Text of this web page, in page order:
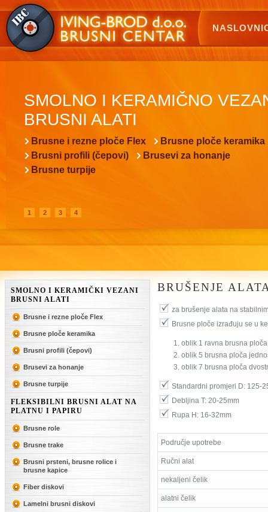
SMOLNO I KERAMIČNO
BRUSNI ALATI
Brusne i rezne ploče Flex
Brusne ploče keramika
Brusni profili (čepovi)
Brusevi za honanje
Brusne turpije
1 2 3 4
SMOLNO I KERAMIČKI VEZANI
BRUSNI ALATI
Brusne i rezne ploče Flex
Brusne ploče keramika
Brusni profili (čepovi)
Brusevi za honanje
Brusne turpije
FLEKSIBILNI BRUSNI ALAT NA
PLATNU I PAPIRU
Brusne role
Brusne trake
Brusni prsteni, brusne rolice i
brusne kapice
Fiber diskovi
Lamelni brusni diskovi
BRUŠENJE
za brušenje alata na
Brusne ploče izrađuju se u
oblik 1 ravna brusna ploča
oblik 5 brusna ploča
oblik 7 brusna ploča
Standardni promjeri D: 125-
Debljina T: 20-25mm
Rupa H: 16-32mm
Područje upotrebe
Ručni alat
nekaljeni čelik
alatni čelik